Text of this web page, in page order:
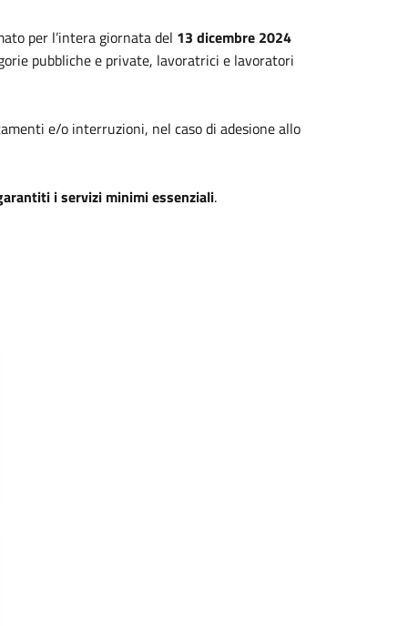
per l’intera giornata del 13 dicembre 2024
pubbliche e private, lavoratrici e lavoratori
e/o interruzioni, nel caso di adesione allo
i servizi minimi essenziali.